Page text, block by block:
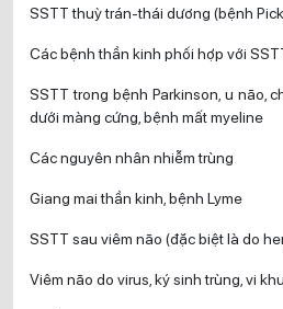
SSTT thuỳ trán-thái dương (bệnh
Các bệnh thần kinh phối hợp với
SSTT trong bệnh Parkinson, u não,
dưới màng cứng, bệnh mất myeline
Các nguyên nhân nhiễm trùng
Giang mai thần kinh, bệnh Lyme
SSTT sau viêm não (đặc biệt là do
Viêm não do virus, ký sinh trùng, vi